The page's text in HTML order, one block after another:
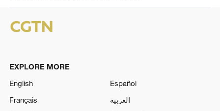
EXPLORE MORE
English
Español
Français
العربية